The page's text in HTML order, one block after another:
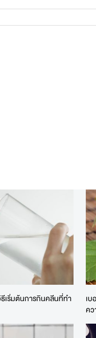
เริ่มต้นการกินคลีนที่ทำ
เ
คว